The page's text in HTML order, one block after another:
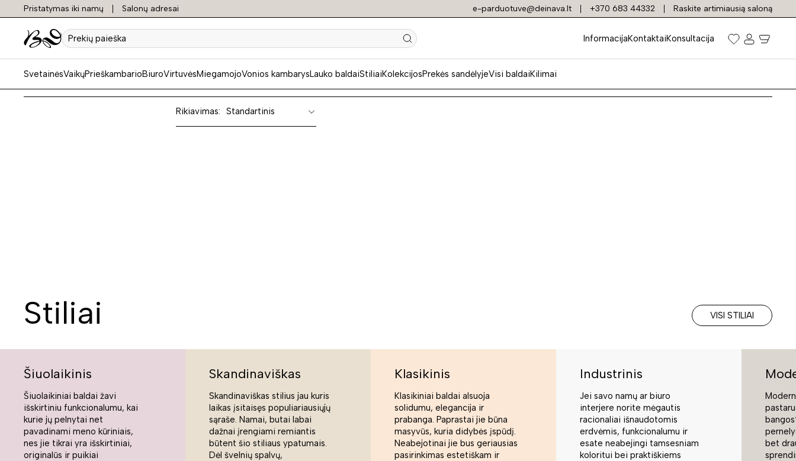
Pristatymas iki namų Salonų adresai e-parduotuve@deinava.lt +370 683 44332 Raskite artimiausią saloną
Prekių
paieška
InformacijaKontaktaiKonsultacija
SvetainėsVaikųPrieškambarioBiuroVirtuvėsMiegamojoVonios kambarysLauko baldaiStiliaiKolekcijosPrekės sandėlyjeVisi baldaiKilimai
Spintos vaikams
Rikiavimas: Standartinis
Stiliai VISI STILIAI
Šiuolaikinis
Šiuolaikiniai baldai žavi
išskirtiniu funkcionalumu, kai
kurie jų pelnytai net
pavadinami meno kūriniais,
nes jie tikrai yra išskirtiniai,
originalūs ir puikiai
Skandinaviškas
Skandinaviškas stilius jau kuris
laikas įsitaisęs populiariausiųjų
sąraše. Namai, butai labai
dažnai įrengiami remiantis
būtent šio stiliaus ypatumais.
Dėl švelnių spalvų,
Klasikinis
Klasikiniai baldai alsuoja
solidumu, elegancija ir
prabanga. Paprastai jie būna
masyvūs, kuria didybės įspūdį.
Neabejotinai jie bus geriausias
pasirinkimas estetiškam ir
Industrinis
Jei savo namų ar biuro
interjere norite mėgautis
racionaliai išnaudotomis
erdvėmis, funkcionalumu ir
esate neabejingi tamsesniam
koloritui bei praktiškiems
bet